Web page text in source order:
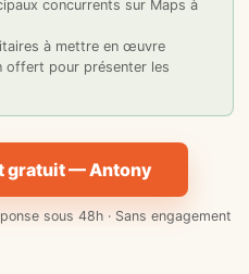
concurrents sur Maps à
à mettre en œuvre
offert pour présenter les
gratuit — Antony
sous 48h · Sans engagement